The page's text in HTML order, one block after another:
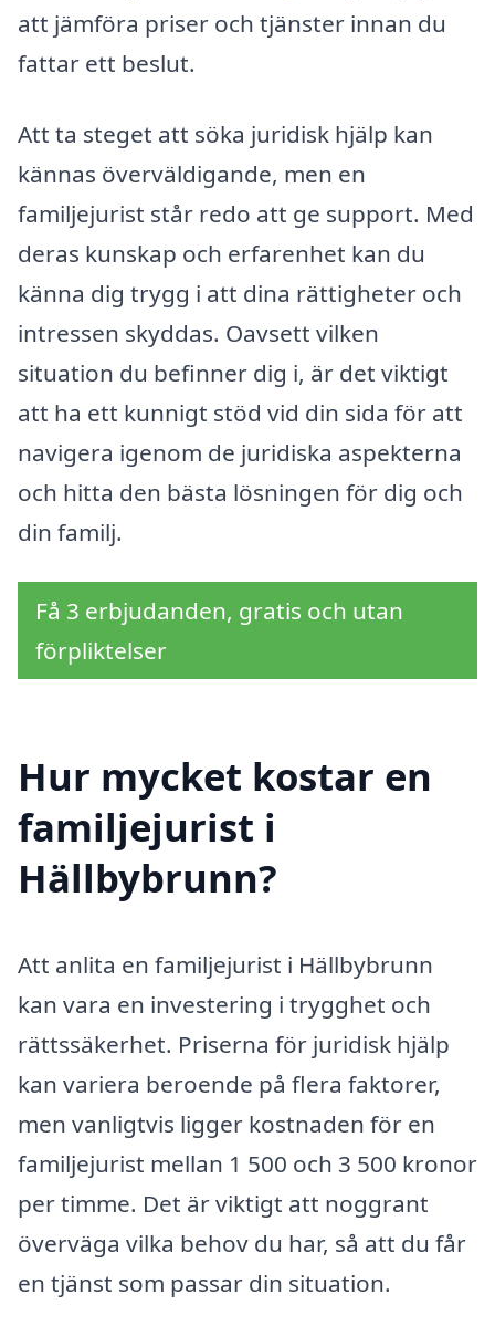
att jämföra priser och tjänster innan du
fattar ett beslut.
Att ta steget att söka juridisk hjälp kan
kännas överväldigande, men en
familjejurist står redo att ge support. Med
deras kunskap och erfarenhet kan du
känna dig trygg i att dina rättigheter och
intressen skyddas. Oavsett vilken
situation du befinner dig i, är det viktigt
att ha ett kunnigt stöd vid din sida för att
navigera igenom de juridiska aspekterna
och hitta den bästa lösningen för dig och
din familj.
Få 3 erbjudanden, gratis och utan
förpliktelser
Hur mycket kostar en
familjejurist i
Hällbybrunn?
Att anlita en familjejurist i Hällbybrunn
kan vara en investering i trygghet och
rättssäkerhet. Priserna för juridisk hjälp
kan variera beroende på flera faktorer,
men vanligtvis ligger kostnaden för en
familjejurist mellan 1 500 och 3 500 kronor
per timme. Det är viktigt att noggrant
överväga vilka behov du har, så att du får
en tjänst som passar din situation.